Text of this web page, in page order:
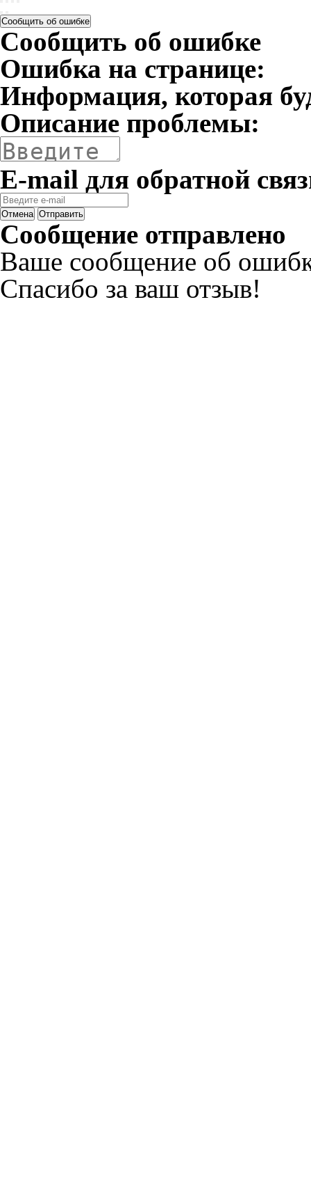
Сообщить об ошибке
Сообщить об ошибке
Ошибка на странице:
Информация, которая
Описание проблемы:
E-mail для обратной
Отмена Отправить
Сообщение отправлено
Ваше сообщение об
Спасибо за ваш отзыв!